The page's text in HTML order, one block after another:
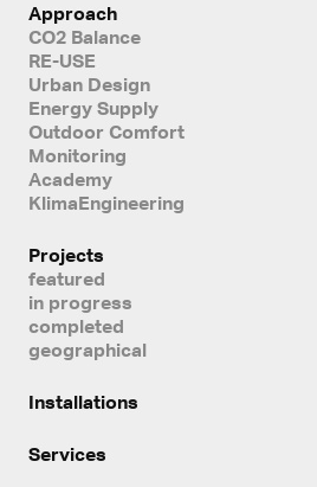
Approach
CO2 Balance
RE-USE
Urban Design
Energy Supply
Outdoor Comfort
Monitoring
Academy
KlimaEngineering
Projects
featured
in progress
completed
geographical
Installations
Services